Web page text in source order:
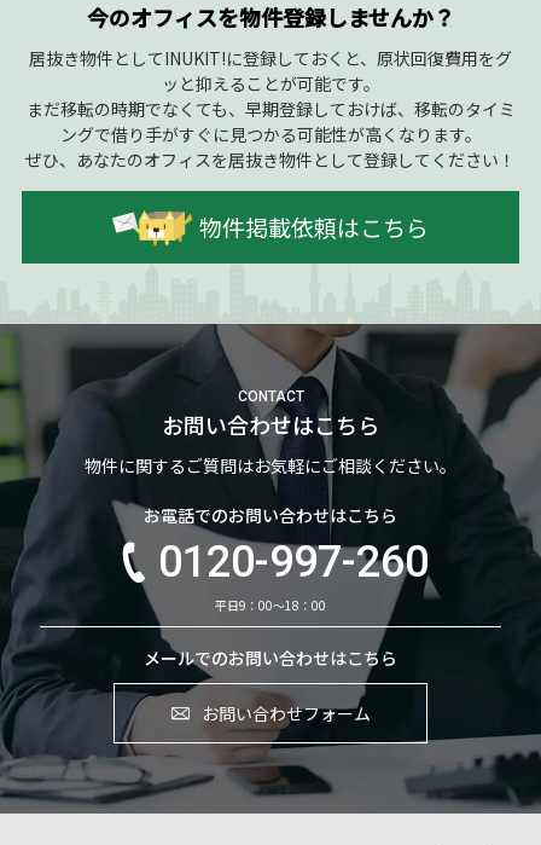
今のオフィスを物件登録しませんか？
居抜き物件としてINUKIT!に登録しておくと、原状回復費用をグ
ッと抑えることが可能です。
まだ移転の時期でなくても、早期登録しておけば、移転のタイミ
ングで借り手がすぐに見つかる可能性が高くなります。
ぜひ、あなたのオフィスを居抜き物件として登録してください！
物件掲載依頼はこちら
CONTACT
お問い合わせはこちら
物件に関するご質問はお気軽にご相談ください。
お電話でのお問い合わせはこちら
0120-997-260
平日9：00～18：00
メールでのお問い合わせはこちら
お問い合わせフォーム